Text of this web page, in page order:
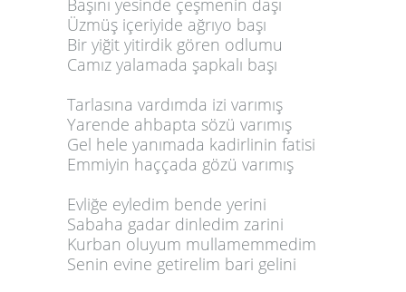
Başını yesinde çeşmenin daşı
Üzmüş içeriyide ağrıyo başı
Bir yiğit yitirdik gören odlumu
Camız yalamada şapkalı başı
Tarlasına vardımda izi varımış
Yarende ahbapta sözü varımış
Gel hele yanımada kadirlinin fatisi
Emmiyin haççada gözü varımış
Evliğe eyledim bende yerini
Sabaha gadar dinledim zarini
Kurban oluyum mullamemmedim
Senin evine getirelim bari gelini